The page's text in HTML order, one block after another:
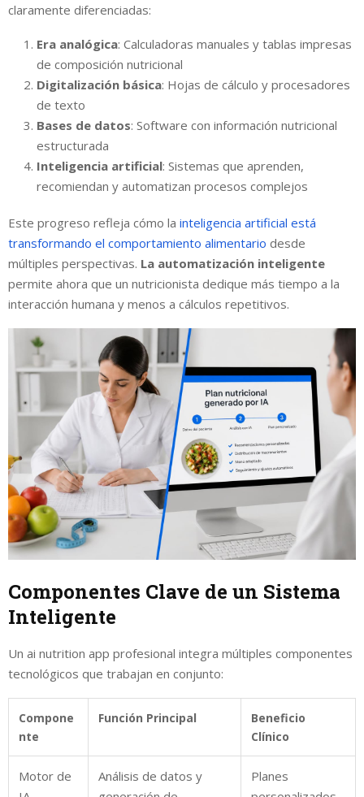
claramente diferenciadas:
Era analógica: Calculadoras manuales y tablas impresas
de composición nutricional
Digitalización básica: Hojas de cálculo y procesadores
de texto
Bases de datos: Software con información nutricional
estructurada
Inteligencia artificial: Sistemas que aprenden,
recomiendan y automatizan procesos complejos
Este progreso refleja cómo la inteligencia artificial está
transformando el comportamiento alimentario desde
múltiples perspectivas. La automatización inteligente
permite ahora que un nutricionista dedique más tiempo a la
interacción humana y menos a cálculos repetitivos.
Componentes Clave de un Sistema
Inteligente
Un ai nutrition app profesional integra múltiples componentes
tecnológicos que trabajan en conjunto:
Compone
nte
Función Principal
Beneficio
Clínico
Motor de
Análisis de datos y
Planes